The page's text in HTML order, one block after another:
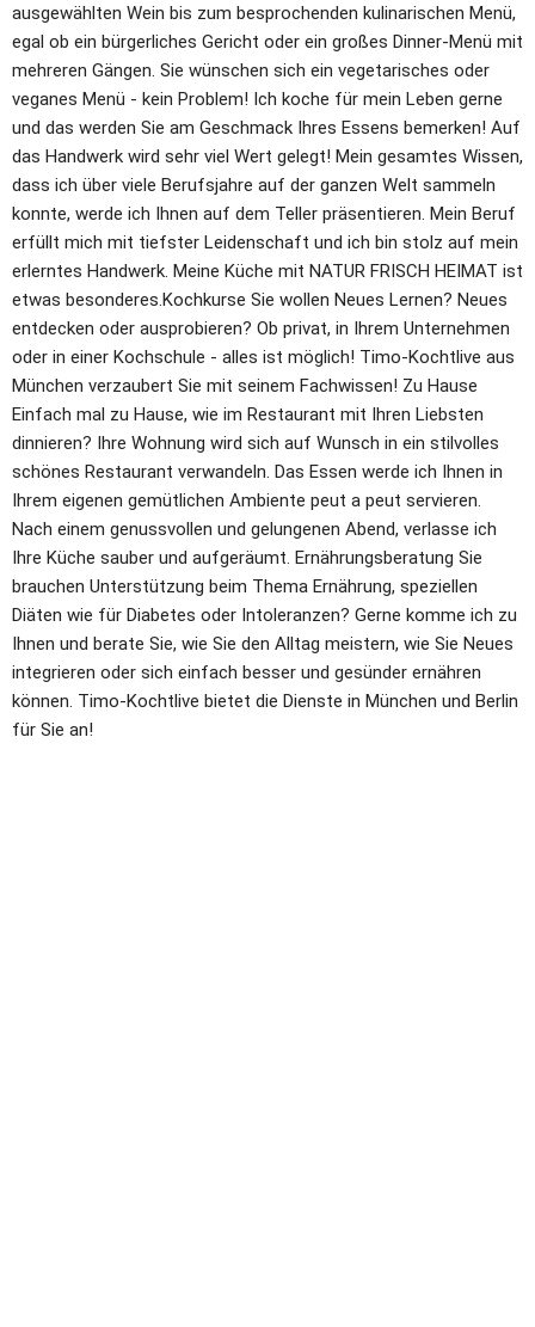
ausgewählten Wein bis zum besprochenden kulinarischen Menü,
egal ob ein bürgerliches Gericht oder ein großes Dinner-Menü mit
mehreren Gängen. Sie wünschen sich ein vegetarisches oder
veganes Menü - kein Problem! Ich koche für mein Leben gerne
und das werden Sie am Geschmack Ihres Essens bemerken! Auf
das Handwerk wird sehr viel Wert gelegt! Mein gesamtes Wissen,
dass ich über viele Berufsjahre auf der ganzen Welt sammeln
konnte, werde ich Ihnen auf dem Teller präsentieren. Mein Beruf
erfüllt mich mit tiefster Leidenschaft und ich bin stolz auf mein
erlerntes Handwerk. Meine Küche mit NATUR FRISCH HEIMAT ist
etwas besonderes.Kochkurse Sie wollen Neues Lernen? Neues
entdecken oder ausprobieren? Ob privat, in Ihrem Unternehmen
oder in einer Kochschule - alles ist möglich! Timo-Kochtlive aus
München verzaubert Sie mit seinem Fachwissen! Zu Hause
Einfach mal zu Hause, wie im Restaurant mit Ihren Liebsten
dinnieren? Ihre Wohnung wird sich auf Wunsch in ein stilvolles
schönes Restaurant verwandeln. Das Essen werde ich Ihnen in
Ihrem eigenen gemütlichen Ambiente peut a peut servieren.
Nach einem genussvollen und gelungenen Abend, verlasse ich
Ihre Küche sauber und aufgeräumt. Ernährungsberatung Sie
brauchen Unterstützung beim Thema Ernährung, speziellen
Diäten wie für Diabetes oder Intoleranzen? Gerne komme ich zu
Ihnen und berate Sie, wie Sie den Alltag meistern, wie Sie Neues
integrieren oder sich einfach besser und gesünder ernähren
können. Timo-Kochtlive bietet die Dienste in München und Berlin
für Sie an!